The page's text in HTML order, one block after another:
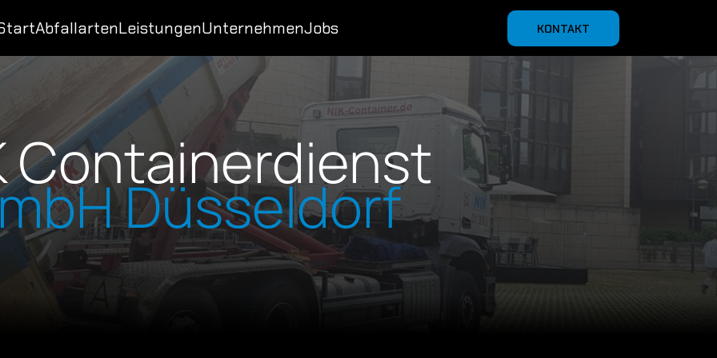
AbfallartenLeistungenUnternehmenJobs KONTAKT
Containerdienst
Düsseldorf